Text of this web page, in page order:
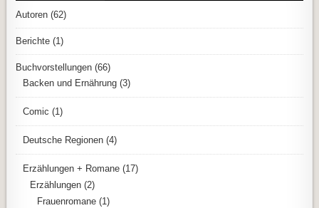
Autoren (62)
Berichte (1)
Buchvorstellungen (66)
Backen und Ernährung (3)
Comic (1)
Deutsche Regionen (4)
Erzählungen + Romane (17)
Erzählungen (2)
Frauenromane (1)